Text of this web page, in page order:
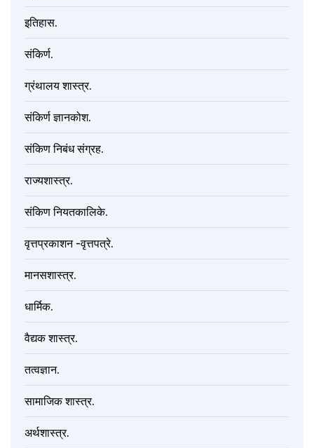
इतिहास.
संकिर्ण.
ग्रंथालय शास्त्र.
संकिर्ण ज्ञानकोश.
संकिण निबंध संग्रह.
राज्यशास्त्र.
संकिण नियतकालिके.
वृत्तप्रकाशन -वृत्तपत्रे.
मानसशास्त्र.
धार्मिक.
वैद्यक शास्त्र.
तत्वज्ञान.
सामाजिक शास्त्र.
अर्थशास्त्र.